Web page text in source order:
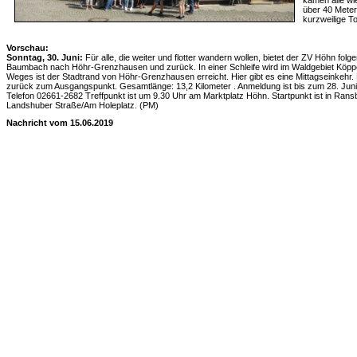
über 40
kurzweilige
Vorschau:
Sonntag, 30. Juni: Für alle, die weiter und flotter wandern wollen, bietet der ZV Höhn
Baumbach nach Höhr-Grenzhausen und zurück. In einer Schleife wird im Waldgebiet
Weges ist der Stadtrand von Höhr-Grenzhausen erreicht. Hier gibt es eine
zurück zum Ausgangspunkt. Gesamtlänge: 13,2 Kilometer . Anmeldung ist bis zum 28.
Telefon 02661-2682 Treffpunkt ist um 9.30 Uhr am Marktplatz Höhn. Startpunkt ist in
Landshuber Straße/Am Holeplatz. (PM)
Nachricht vom 15.06.2019